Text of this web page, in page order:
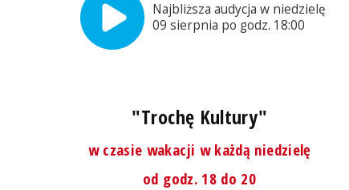
Najbliższa audycja w niedzielę,
09 sierpnia po godz. 18:00
"Trochę Kultury"
w czasie wakacji w każdą niedzielę
od godz. 18 do 20